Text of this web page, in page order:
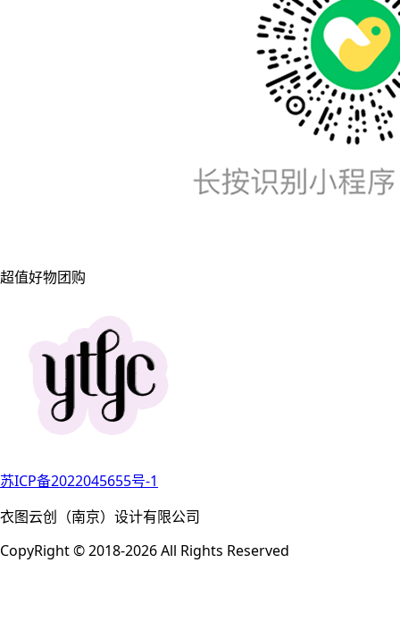
超值好物团购
苏ICP备2022045655号-1
衣图云创（南京）设计有限公司
CopyRight © 2018-2026 All Rights Reserved